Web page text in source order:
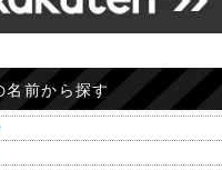
名前から探す